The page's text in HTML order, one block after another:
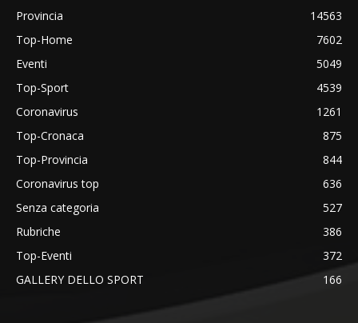
Provincia
14563
Top-Home
7602
Eventi
5049
Top-Sport
4539
Coronavirus
1261
Top-Cronaca
875
Top-Provincia
844
Coronavirus top
636
Senza categoria
527
Rubriche
386
Top-Eventi
372
GALLERY DELLO SPORT
166